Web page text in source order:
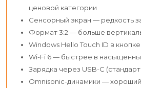
ценовой категории
Сенсорный экран — редкость
Формат 3:2 — больше
Windows Hello Touch ID в
Wi-Fi 6 — быстрее в
Зарядка через USB-C
Omnisonic-динамики —